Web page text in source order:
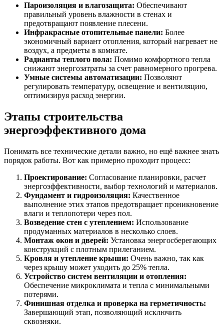
Пароизоляция и влагозащита: Обеспечивают
правильный уровень влажности в стенах и
предотвращают появление плесени.
Инфракрасные отопительные панели: Более
экономичный вариант отопления, который нагревает не
воздух, а предметы в комнате.
Радианты теплого пола: Помимо комфортного тепла
снижают энергозатраты за счет равномерного прогрева.
Умные системы автоматизации: Позволяют
регулировать температуру, освещение и вентиляцию,
оптимизируя расход энергии.
Этапы строительства
энергоэффективного дома
Понимать все технические детали важно, но ещё важнее знать
порядок работы. Вот как примерно проходит процесс:
Проектирование: Согласование планировки, расчет
энергоэффективности, выбор технологий и материалов.
Фундамент и гидроизоляция: Качественное
выполнение этих этапов предотвращает проникновение
влаги и теплопотери через пол.
Возведение стен с утеплением: Использование
продуманных материалов в несколько слоев.
Монтаж окон и дверей: Установка энергосберегающих
конструкций с плотным прилеганием.
Кровля и утепление крыши: Очень важно, так как
через крышу может уходить до 25% тепла.
Устройство систем вентиляции и отопления:
Обеспечение микроклимата и тепла с минимальными
потерями.
Финишная отделка и проверка на герметичность:
Завершающий этап, позволяющий исключить
сквозняки.